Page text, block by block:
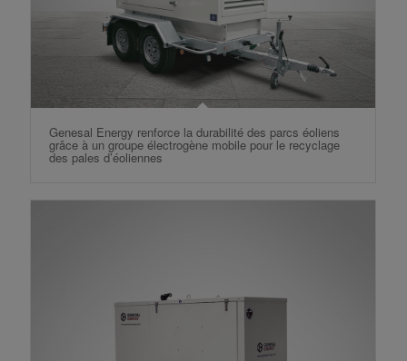
Genesal Energy renforce la durabilité des parcs éoliens
grâce à un groupe électrogène mobile pour le recyclage
des pales d’éoliennes